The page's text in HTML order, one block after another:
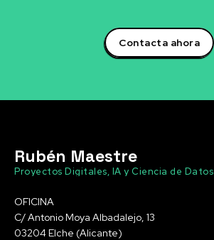
Contacta ahora
Rubén Maestre
Proyectos Digitales, IA y Ciencia de Datos
OFICINA
C/ Antonio Moya Albadalejo, 13
03204 Elche (Alicante)